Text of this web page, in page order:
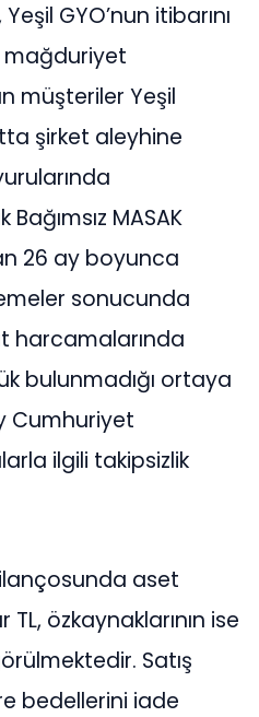
GYO’nun itibarını
mağduriyet
müşteriler Yeşil
şirket aleyhine
MASAK
26 ay boyunca
sonucunda
harcamalarında
bulunmadığı ortaya
Cumhuriyet
ilgili takipsizlik
aset
TL, özkaynaklarının ise
Satış
bedellerini iade